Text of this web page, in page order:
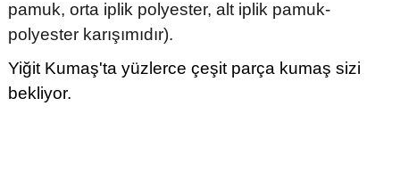
pamuk, orta iplik polyester, alt iplik pamuk-
polyester karışımıdır).
Yiğit Kumaş'ta yüzlerce çeşit parça kumaş sizi
bekliyor.